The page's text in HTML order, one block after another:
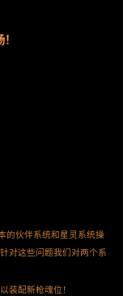
的伙伴系统和星灵系统操
对这些问题我们对两个系
装配新枪魂位！